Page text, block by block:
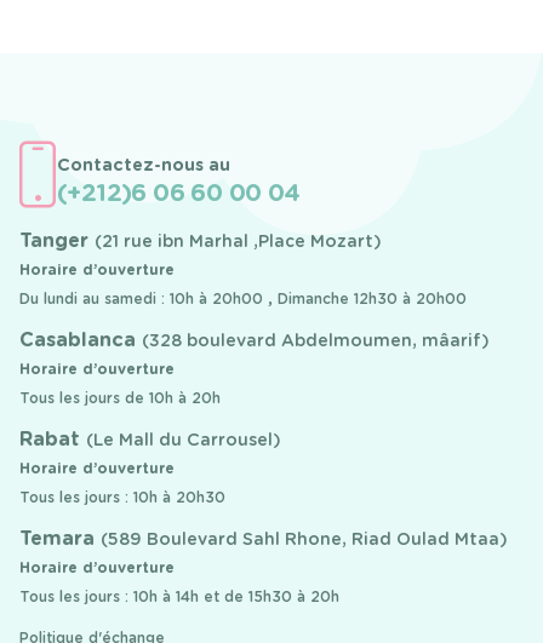
Contactez-nous au
(+212)6 06 60 00 04
Tanger (21 rue ibn Marhal ,Place Mozart)
Horaire d’ouverture
Du lundi au samedi : 10h à 20h00 , Dimanche 12h30 à 20h00
Casablanca (328 boulevard Abdelmoumen, mâarif)
Horaire d’ouverture
Tous les jours de 10h à 20h
Rabat (Le Mall du Carrousel)
Horaire d’ouverture
Tous les jours : 10h à 20h30
Temara (589 Boulevard Sahl Rhone, Riad Oulad Mtaa)
Horaire d’ouverture
Tous les jours : 10h à 14h et de 15h30 à 20h
Politique d'échange